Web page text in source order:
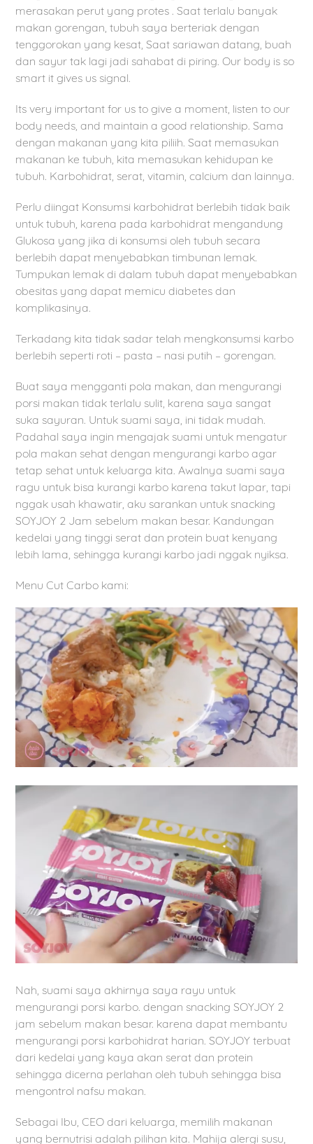
merasakan perut yang protes . Saat terlalu banyak
makan gorengan, tubuh saya berteriak dengan
tenggorokan yang kesat, Saat sariawan datang, buah
dan sayur tak lagi jadi sahabat di piring. Our body is so
smart it gives us signal.
Its very important for us to give a moment, listen to our
body needs, and maintain a good relationship. Sama
dengan makanan yang kita piliih. Saat memasukan
makanan ke tubuh, kita memasukan kehidupan ke
tubuh. Karbohidrat, serat, vitamin, calcium dan lainnya.
Perlu diingat Konsumsi karbohidrat berlebih tidak baik
untuk tubuh, karena pada karbohidrat mengandung
Glukosa yang jika di konsumsi oleh tubuh secara
berlebih dapat menyebabkan timbunan lemak.
Tumpukan lemak di dalam tubuh dapat menyebabkan
obesitas yang dapat memicu diabetes dan
komplikasinya.
Terkadang kita tidak sadar telah mengkonsumsi karbo
berlebih seperti roti – pasta – nasi putih – gorengan.
Buat saya mengganti pola makan, dan mengurangi
porsi makan tidak terlalu sulit, karena saya sangat
suka sayuran. Untuk suami saya, ini tidak mudah.
Padahal saya ingin mengajak suami untuk mengatur
pola makan sehat dengan mengurangi karbo agar
tetap sehat untuk keluarga kita. Awalnya suami saya
ragu untuk bisa kurangi karbo karena takut lapar, tapi
nggak usah khawatir, aku sarankan untuk snacking
SOYJOY 2 Jam sebelum makan besar. Kandungan
kedelai yang tinggi serat dan protein buat kenyang
lebih lama, sehingga kurangi karbo jadi nggak nyiksa.
Menu Cut Carbo kami:
Nah, suami saya akhirnya saya rayu untuk
mengurangi porsi karbo. dengan snacking SOYJOY 2
jam sebelum makan besar. karena dapat membantu
mengurangi porsi karbohidrat harian. SOYJOY terbuat
dari kedelai yang kaya akan serat dan protein
sehingga dicerna perlahan oleh tubuh sehingga bisa
mengontrol nafsu makan.
Sebagai Ibu, CEO dari keluarga, memilih makanan
yang bernutrisi adalah pilihan kita. Mahija alergi susu,